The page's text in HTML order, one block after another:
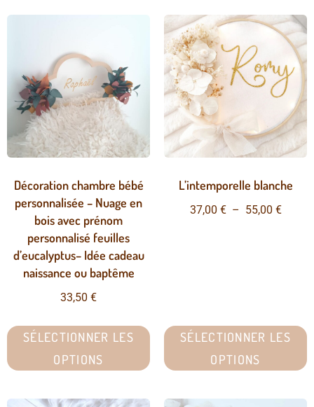
Décoration chambre bébé
personnalisée – Nuage en
bois avec prénom
personnalisé feuilles
d’eucalyptus– Idée cadeau
naissance ou baptême
33,50 €
SÉLECTIONNER LES
OPTIONS
L’intemporelle blanche
37,00 € – 55,00 €
SÉLECTIONNER LES
OPTIONS